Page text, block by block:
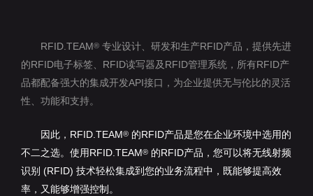
RFID.TEAM® 专业设计、研发和生产RFID产品，提供先进
的RFID电子标签、RFID读写器及RFID管理系统，所有RFID产
品都配备强大的集成开发API接口，为企业提供无与伦比的灵活
性、功能和支持。
因此，RFID.TEAM® 的RFID产品是您在企业环境中选用的
不二之选。使用RFID.TEAM® 的RFID产品，您可以将无线射频
识别 (RFID) 技术轻松集成到您的业务流程中，既能够提高效
率，又能够增强控制。